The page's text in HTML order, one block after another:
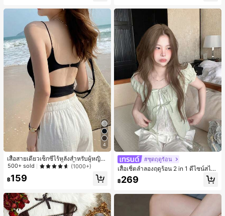
4
เสื้อสายเดี่ยวเซ็กซี่ไร้หลังสำหรับผู้หญิง
พร้อมบราแบบมีฟองน้ำ, เสื้อกล้ามแขน
500+ sold (1000+)
฿159
#ชุดฤดูร้อน
เสื้อเชิ้ตลำลองฤดูร้อน 2 in 1 ดีไซน์สไต
ล์เกาหลี แต่งลูกไม้ต่อผ้า
฿269